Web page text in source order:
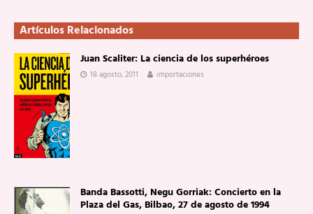
Artículos Relacionados
Juan Scaliter: La ciencia de los superhéroes
18 agosto, 2011 importaciones
Banda Bassotti, Negu Gorriak: Concierto en la
Plaza del Gas, Bilbao, 27 de agosto de 1994